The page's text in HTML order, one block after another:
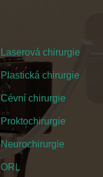
Laserová chirurgie
Plastická chirurgie
Cévní chirurgie
Proktochirurgie
Neurochirurgie
ORL